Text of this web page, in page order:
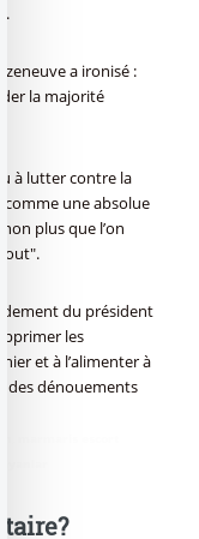
a ironisé :
la majorité
à lutter contre la
comme une absolue
plus que l’on
du président
les
et à l’alimenter à
des dénouements